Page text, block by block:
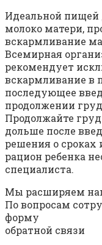
Идеальной пищей
молоко матери,
вскармливание
Всемирная
рекомендует
вскармливание в
последующее
продолжении
Продолжайте
дольше после
решения о сроках
рацион ребенка
специалиста.
Мы расширяем
По вопросам
форму
обратной связи